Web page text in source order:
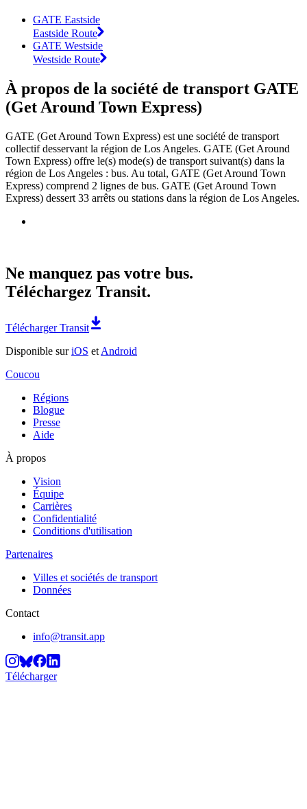
GATE Eastside
Eastside Route
GATE Westside
Westside Route
À propos de la société de transport GATE
(Get Around Town Express)
GATE (Get Around Town Express) est une société de transport
collectif desservant la région de Los Angeles. GATE (Get Around
Town Express) offre le(s) mode(s) de transport suivant(s) dans la
région de Los Angeles : bus. Au total, GATE (Get Around Town
Express) comprend 2 lignes de bus. GATE (Get Around Town
Express) dessert 33 arrêts ou stations dans la région de Los Angeles.
Ne manquez pas votre bus.
Téléchargez Transit.
Télécharger Transit
Disponible suriOS et Android
Coucou
Régions
Blogue
Presse
Aide
À propos
Vision
Équipe
Carrières
Confidentialité
Conditions d'utilisation
Partenaires
Villes et sociétés de transport
Données
Contact
info@transit.app
Télécharger